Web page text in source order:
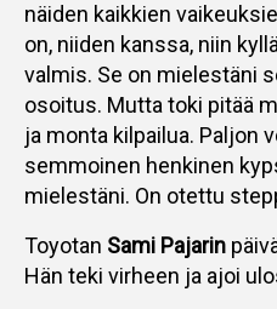
näiden kaikkien
on, niiden kanssa, niin
valmis. Se on mielestäni
osoitus. Mutta toki pitää
ja monta kilpailua. Paljon
semmoinen henkinen
mielestäni. On otettu
Toyotan Sami Pajarin
Hän teki virheen ja ajoi